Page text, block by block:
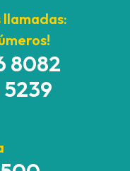
llamadas:
8082